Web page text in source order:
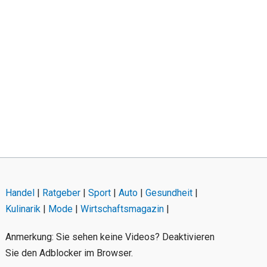
Handel Ratgeber |Sport |Auto |Gesundheit
Kulinarik
Mode |Wirtschaftsmagazin
Anmerkung: Sie sehen keine Videos? Deaktivieren
Sie den Adblocker im Browser.